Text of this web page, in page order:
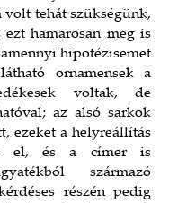
tehát szükségünk,
hamarosan meg is
hipotézisemet
ornamensek a
voltak, de
az alsó sarkok
ezeket a helyreállítás
el, és a címer is
származó
részén pedig